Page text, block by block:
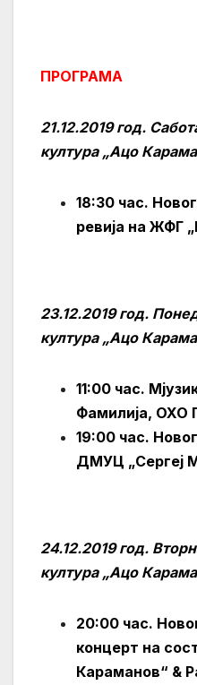
ПРОГРАМА
21.12.2019 год.
култура „Ацо
18:30 час.
ревија на ЖФГ
23.12.2019 год.
култура „Ацо
11:00 час.
Фамилија, ОХО
19:00 час.
ДМУЦ „Сергеј
24.12.2019 год.
култура „Ацо
20:00 час.
концерт на
Караманов“ &